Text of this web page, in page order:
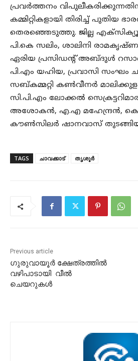
പ്രവർത്തനം
കമ്മിറ്റികളായി തിരിച്ച് പുതിയ
തെരഞ്ഞെടുത്തു. ജില്ല
പി.കെ സലിം, ശാലിനി
ഏരിയ പ്രസിഡന്റ്‌ അബ്ദുൾ
പി.എം യഹിയ, പ്രവാസി സംഘം
സബ്കമ്മറ്റി കൺവീനർ
സി.പി.എം ലോക്കൽ
അശോകൻ, എ.എ മഹേന്ദ്രൻ,
കൗൺസിലർ ഷാനവാസ്‌
TAGS ചാവക്കാട് തൃശൂർ
Previous article
ഗുരുവായൂർ ക്ഷേത്രത്തിൽ
വഴിപാടായി വീൽ
ചെയറുകൾ